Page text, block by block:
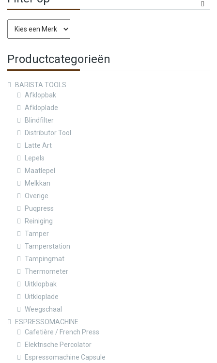
Productcategorieën
BARISTA TOOLS
Afklopbak
Afkloplade
Blindfilter
Distributor Tool
Latte Art
Lepels
Maatlepel
Melkkan
Overige
Puqpress
Reiniging
Tamper
Tamperstation
Tampingmat
Thermometer
Uitklopbak
Uitkloplade
Weegschaal
ESPRESSOMACHINE
Cafetière / French Press
Elektrische Percolator
Espressomachine Capsule